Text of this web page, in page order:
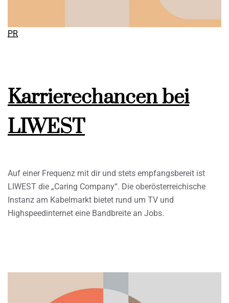
PR
Karrierechancen bei
LIWEST
Auf einer Frequenz mit dir und stets empfangsbereit ist
LIWEST die „Caring Company“. Die oberösterreichische
Instanz am Kabelmarkt bietet rund um TV und
Highspeedinternet eine Bandbreite an Jobs.